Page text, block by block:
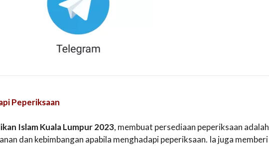
Peperiksaan
Islam Kuala Lumpur 2023, membuat persediaan peperiksaan adalah
dan kebimbangan apabila menghadapi peperiksaan. Ia juga memberi